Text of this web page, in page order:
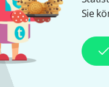
Sie